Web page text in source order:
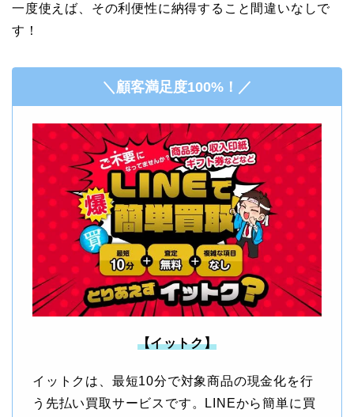
一度使えば、その利便性に納得すること間違いなしで
す！
＼顧客満足度100%！／
【イットク】
イットクは、最短10分で対象商品の現金化を行
う先払い買取サービスです。LINEから簡単に買